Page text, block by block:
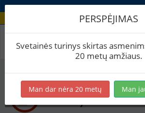
Recepto virimai
RoryKitoks
PERSPĖJIMAS
Svetainės turinys skirtas
20 metų amžiaus.
Man dar nėra 20 metų Man